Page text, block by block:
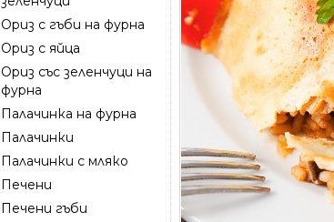
Ориз с гъби на фурна
Ориз с яйца
Ориз със зеленчуци на
фурна
Палачинка на фурна
Палачинки
Палачинки с мляко
Печени
Печени гъби